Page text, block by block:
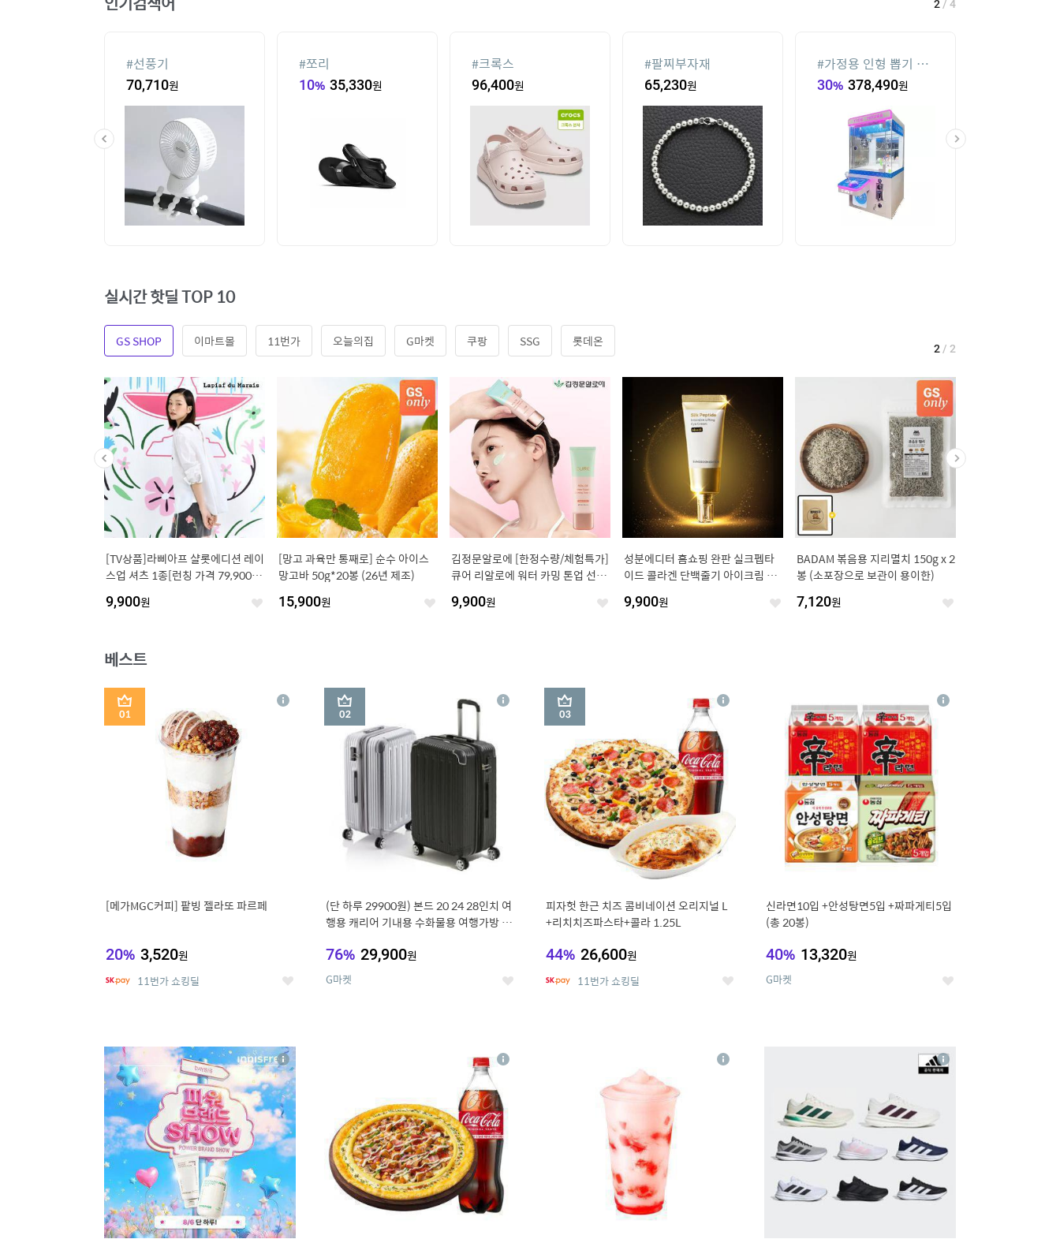
#선풍기
70,710원
#쪼리
10% 35,330원
#크록스
96,400원
#팔찌부자재
65,230원
#가정용 인형 뽑기 기
계
30% 378,490원
2 / 4
실시간 핫딜 TOP 10
GS SHOP 이마트몰 11번가 오늘의집 G마켓 쿠팡 SSG 롯데온
[TV상품]라삐아프 샬롯에디션 레이
스업 셔츠 1종[런칭 가격 79,900
9,900원 좋
[망고 과육만 통째로] 순수 아이스
망고바 50g*20봉 (26년 제조)
15,900원 좋
김정문알로에 [한정수량/체험특가]
큐어 리알로에 워터 카밍 톤업 선크
9,900원 좋
성분에디터 홈쇼핑 완판 실크펩타
이드 콜라겐 단백줄기 아이크림 50
9,900원 좋
BADAM 볶음용 지리멸치 150g x 2
봉 (소포장으로 보관이 용이한)
7,120원 좋
2 / 2
베스트
1
[메가MGC커피] 팥빙 젤라또 파르페
20% 3,520원
11번가 쇼킹딜 좋
상
2
(단 하루 29900원) 본드 20 24 28인치 여
행용 캐리어 기내용 수화물용 여행가방 케
76% 29,900원
G마켓 좋
상
3
피자헛 한근 치즈 콤비네이션 오리지널 L
+리치치즈파스타+콜라 1.25L
44% 26,600원
11번가 쇼킹딜 좋
상
신라면10입 +안성탕면5입 +짜파게티5입
(총 20봉)
40% 13,320원
G마켓 좋
상
5
상
세
상 상 상
세